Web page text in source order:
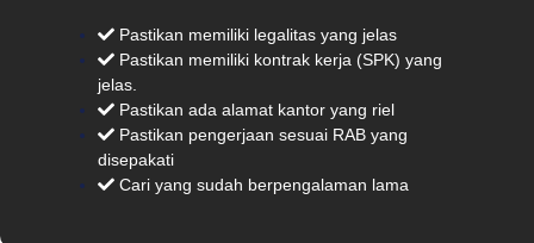
Pastikan memiliki legalitas yang jelas
Pastikan memiliki kontrak kerja (SPK) yang
jelas.
Pastikan ada alamat kantor yang riel
Pastikan pengerjaan sesuai RAB yang
disepakati
Cari yang sudah berpengalaman lama